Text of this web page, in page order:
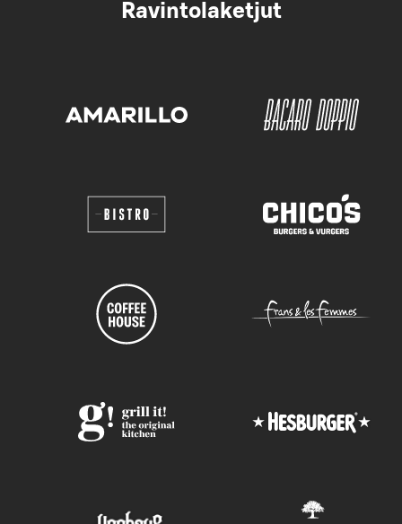
Ravintolaketjut